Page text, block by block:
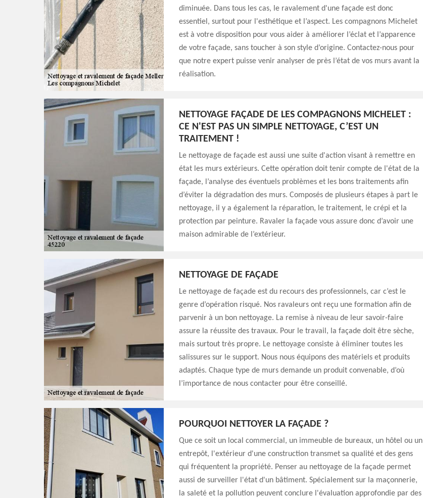
diminuée. Dans tous les cas, le ravalement d'une façade est donc
essentiel, surtout pour l'esthétique et l’aspect. Les compagnons Michelet
est à votre disposition pour vous aider à améliorer l’éclat et l’apparence
de votre façade, sans toucher à son style d’origine. Contactez-nous pour
que notre expert puisse venir analyser de près l’état de vos murs avant la
réalisation.
NETTOYAGE FAÇADE DE LES COMPAGNONS MICHELET :
CE N'EST PAS UN SIMPLE NETTOYAGE, C’EST UN
TRAITEMENT !
Le nettoyage de façade est aussi une suite d'action visant à remettre en
état les murs extérieurs. Cette opération doit tenir compte de l'état de la
façade, l’analyse des éventuels problèmes et les bons traitements afin
d’éviter la dégradation des murs. Composés de plusieurs étapes à part le
nettoyage, il y a également la réparation, le traitement, le crépi et la
protection par peinture. Ravaler la façade vous assure donc d’avoir une
maison admirable de l’extérieur.
NETTOYAGE DE FAÇADE
Le nettoyage de façade est du recours des professionnels, car c’est le
genre d’opération risqué. Nos ravaleurs ont reçu une formation afin de
parvenir à un bon nettoyage. La remise à niveau de leur savoir-faire
assure la réussite des travaux. Pour le travail, la façade doit être sèche,
mais surtout très propre. Le nettoyage consiste à éliminer toutes les
salissures sur le support. Nous nous équipons des matériels et produits
adaptés. Chaque type de murs demande un produit convenable, d’où
l’importance de nous contacter pour être conseillé.
POURQUOI NETTOYER LA FAÇADE ?
Que ce soit un local commercial, un immeuble de bureaux, un hôtel ou un
entrepôt, l'extérieur d'une construction transmet sa qualité et des gens
qui fréquentent la propriété. Penser au nettoyage de la façade permet
aussi de surveiller l'état d'un bâtiment. Spécialement sur la maçonnerie,
la saleté et la pollution peuvent conclure l'évaluation approfondie par des